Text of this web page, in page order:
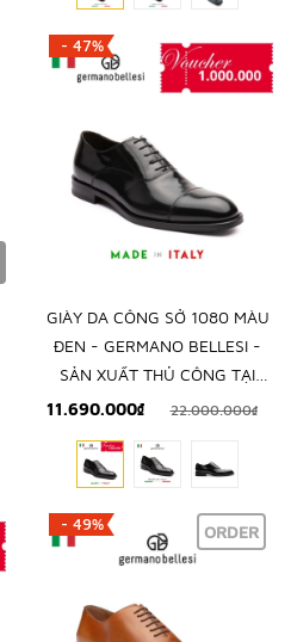
- 47%
GIÀY DA CÔNG SỞ 1080 MÀU
ĐEN - GERMANO BELLESI -
SẢN XUẤT THỦ CÔNG TẠI
ITALY
11.690.000₫ 22.000.000₫
- 49% ORDER